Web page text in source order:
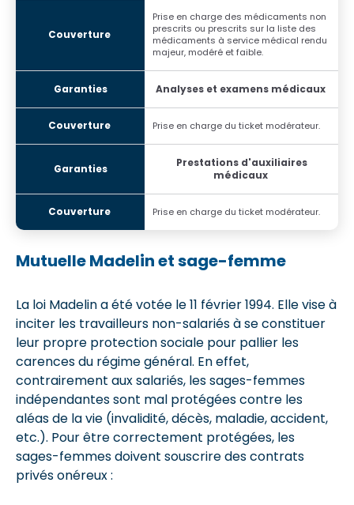
Prise en charge des médicaments non
prescrits ou prescrits sur la liste des
médicaments à service médical rendu
majeur, modéré et faible.
Analyses et examens médicaux
Prise en charge du ticket modérateur.
Prestations d'auxiliaires
médicaux
Prise en charge du ticket modérateur.
Mutuelle Madelin et sage-femme
La loi Madelin a été votée le 11 février 1994. Elle vise à
inciter les travailleurs non-salariés à se constituer
leur propre protection sociale pour pallier les
carences du régime général. En effet,
contrairement aux salariés, les sages-femmes
indépendantes sont mal protégées contre les
aléas de la vie (invalidité, décès, maladie, accident,
etc.). Pour être correctement protégées, les
sages-femmes doivent souscrire des contrats
privés onéreux :